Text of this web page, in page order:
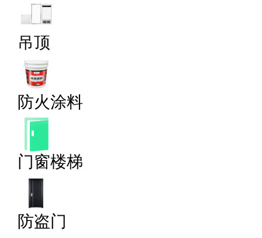
吊顶
防火涂料
门窗楼梯
防盗门